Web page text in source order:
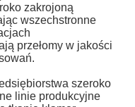
zakrojoną
wszechstronne
przełomy w jakości
szeroko
linie produkcyjne